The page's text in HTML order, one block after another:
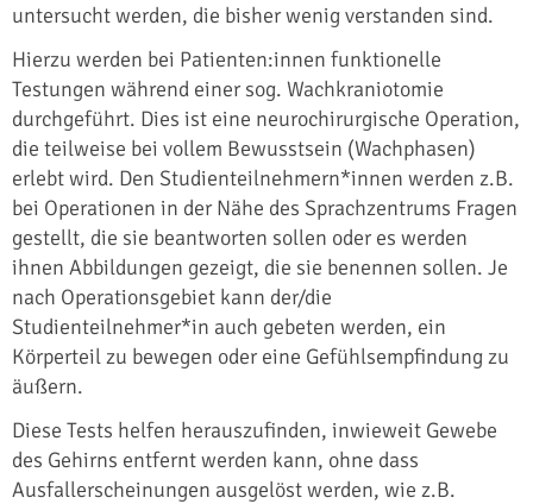
untersucht werden, die bisher wenig verstanden sind.
Hierzu werden bei Patienten:innen funktionelle
Testungen während einer sog. Wachkraniotomie
durchgeführt. Dies ist eine neurochirurgische Operation,
die teilweise bei vollem Bewusstsein (Wachphasen)
erlebt wird. Den Studienteilnehmern*innen werden z.B.
bei Operationen in der Nähe des Sprachzentrums Fragen
gestellt, die sie beantworten sollen oder es werden
ihnen Abbildungen gezeigt, die sie benennen sollen. Je
nach Operationsgebiet kann der/die
Studienteilnehmer*in auch gebeten werden, ein
Körperteil zu bewegen oder eine Gefühlsempfindung zu
äußern.
Diese Tests helfen herauszufinden, inwieweit Gewebe
des Gehirns entfernt werden kann, ohne dass
Ausfallerscheinungen ausgelöst werden, wie z.B.